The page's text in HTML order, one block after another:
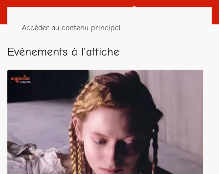
Accéder au contenu principal
Événements à l'affiche